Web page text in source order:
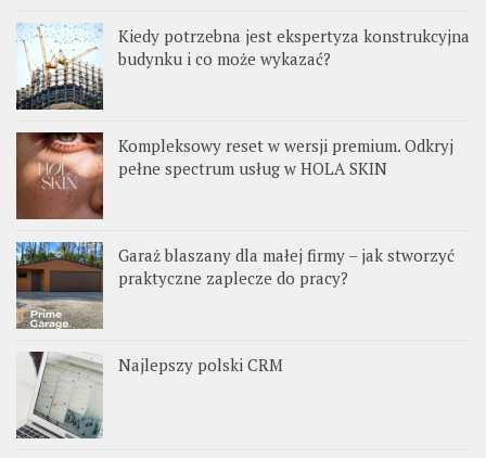
Kiedy potrzebna jest ekspertyza konstrukcyjna
budynku i co może wykazać?
Kompleksowy reset w wersji premium. Odkryj
pełne spectrum usług w HOLA SKIN
Garaż blaszany dla małej firmy – jak stworzyć
praktyczne zaplecze do pracy?
Najlepszy polski CRM